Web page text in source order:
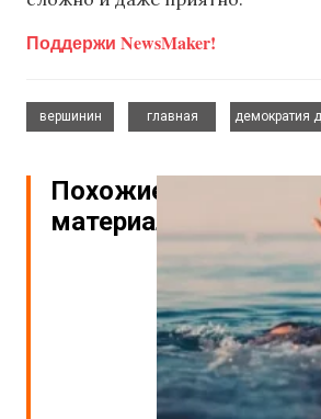
Поддержи NewsMaker!
вершинин
главная
демократия
Похожие
материалы